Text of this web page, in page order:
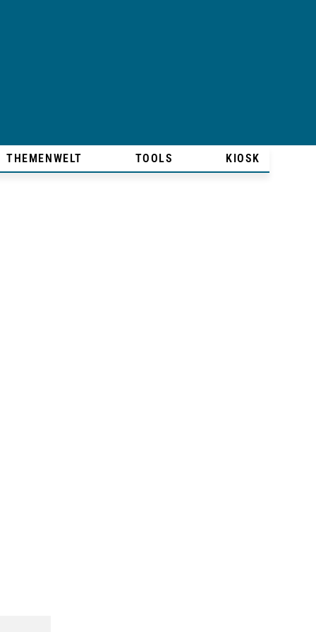
THEMENWELT TOOLS KIOSK